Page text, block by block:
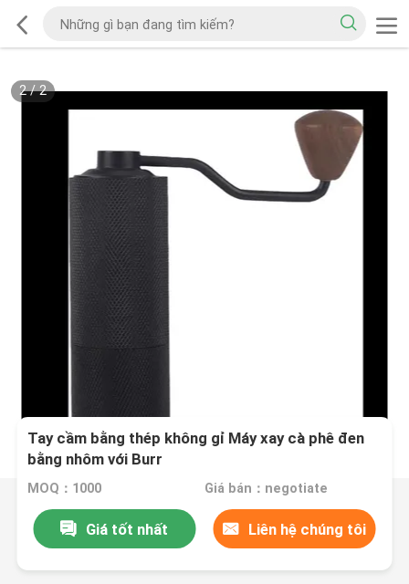
2/2
Tay cầm bằng thép không gỉ Máy xay cà phê đen
bằng nhôm với Burr
MOQ：1000 Giá bán：negotiate
Giá tốt nhất Liên hệ chúng tôi